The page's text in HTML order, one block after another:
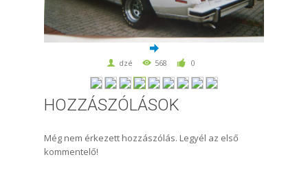
dzé 568 0
HOZZÁSZÓLÁSOK
Még nem érkezett hozzászólás. Legyél az első
kommentelő!